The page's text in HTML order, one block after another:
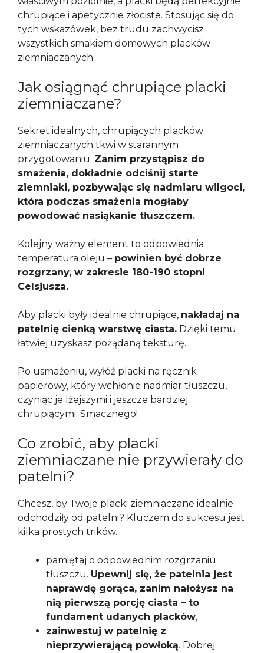
chrupiące i apetycznie złociste. Stosując się do
tych wskazówek, bez trudu zachwycisz
wszystkich smakiem domowych placków
ziemniaczanych.
Jak osiągnąć chrupiące placki
ziemniaczane?
Sekret idealnych, chrupiących placków
ziemniaczanych tkwi w starannym
przygotowaniu. Zanim przystąpisz do
smażenia, dokładnie odciśnij starte
ziemniaki, pozbywając się nadmiaru wilgoci,
która podczas smażenia mogłaby
powodować nasiąkanie tłuszczem.
Kolejny ważny element to odpowiednia
temperatura oleju – powinien być dobrze
rozgrzany, w zakresie 180-190 stopni
Celsjusza.
Aby placki były idealnie chrupiące, nakładaj na
patelnię cienką warstwę ciasta. Dzięki temu
łatwiej uzyskasz pożądaną teksturę.
Po usmażeniu, wyłóż placki na ręcznik
papierowy, który wchłonie nadmiar tłuszczu,
czyniąc je lżejszymi i jeszcze bardziej
chrupiącymi. Smacznego!
Co zrobić, aby placki
ziemniaczane nie przywierały do
patelni?
Chcesz, by Twoje placki ziemniaczane idealnie
odchodziły od patelni? Kluczem do sukcesu jest
kilka prostych trików.
pamiętaj o odpowiednim rozgrzaniu
tłuszczu. Upewnij się, że patelnia jest
naprawdę gorąca, zanim nałożysz na
nią pierwszą porcję ciasta – to
fundament udanych placków,
zainwestuj w patelnię z
nieprzywierającą powłoką. Dobrej